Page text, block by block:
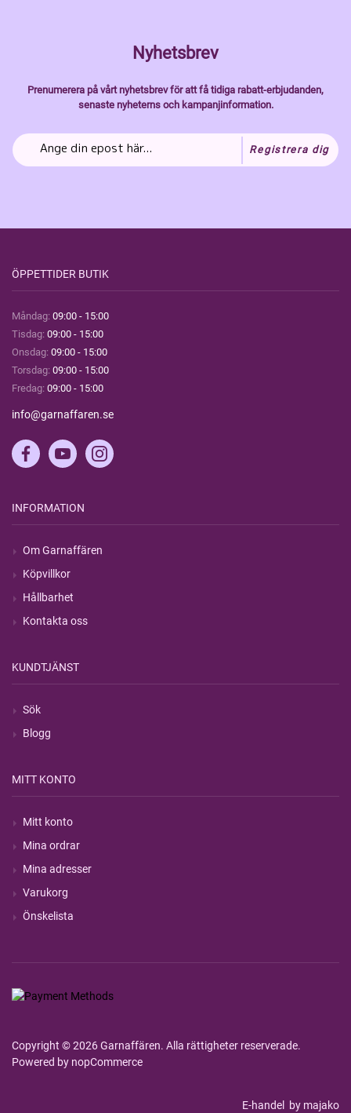
Nyhetsbrev
Prenumerera på vårt nyhetsbrev för att få tidiga rabatt-erbjudanden,
senaste nyheterns och kampanjinformation.
Registrera dig
ÖPPETTIDER BUTIK
Måndag: 09:00 - 15:00
Tisdag: 09:00 - 15:00
Onsdag: 09:00 - 15:00
Torsdag: 09:00 - 15:00
Fredag: 09:00 - 15:00
info@garnaffaren.se
INFORMATION
Om Garnaffären
Köpvillkor
Hållbarhet
Kontakta oss
KUNDTJÄNST
Sök
Blogg
MITT KONTO
Mitt konto
Mina ordrar
Mina adresser
Varukorg
Önskelista
Copyright © 2026 Garnaffären. Alla rättigheter reserverade.
Powered by nopCommerce
E-handel by majako